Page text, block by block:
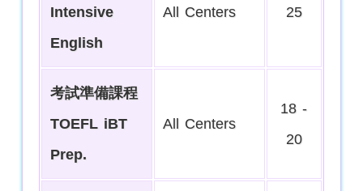
Intensive
English
All Centers 25
考試準備課程
TOEFL iBT
Prep.
All Centers
18 -
20